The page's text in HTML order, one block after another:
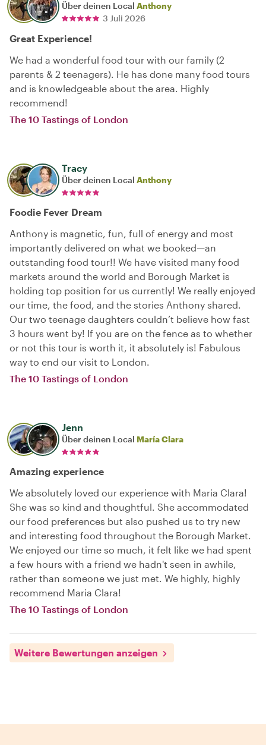
Über deinen Local Anthony
3 Juli 2026
Great Experience!
We had a wonderful food tour with our family (2
parents & 2 teenagers). He has done many food tours
and is knowledgeable about the area. Highly
recommend!
The 10 Tastings of London
Tracy
Über deinen Local Anthony
Foodie Fever Dream
Anthony is magnetic, fun, full of energy and most
importantly delivered on what we booked—an
outstanding food tour!! We have visited many food
markets around the world and Borough Market is
holding top position for us currently! We really enjoyed
our time, the food, and the stories Anthony shared.
Our two teenage daughters couldn’t believe how fast
3 hours went by! If you are on the fence as to whether
or not this tour is worth it, it absolutely is! Fabulous
way to end our visit to London.
The 10 Tastings of London
Jenn
Über deinen Local María Clara
Amazing experience
We absolutely loved our experience with Maria Clara!
She was so kind and thoughtful. She accommodated
our food preferences but also pushed us to try new
and interesting food throughout the Borough Market.
We enjoyed our time so much, it felt like we had spent
a few hours with a friend we hadn't seen in awhile,
rather than someone we just met. We highly, highly
recommend Maria Clara!
The 10 Tastings of London
Weitere Bewertungen anzeigen